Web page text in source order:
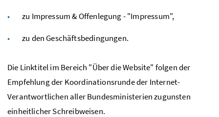
zu Impressum & Offenlegung - "Impressum",
zu den Geschäftsbedingungen.
Die Linktitel im Bereich "Über die Website" folgen der
Empfehlung der Koordinationsrunde der Internet-
Verantwortlichen aller Bundesministerien zugunsten
einheitlicher Schreibweisen.